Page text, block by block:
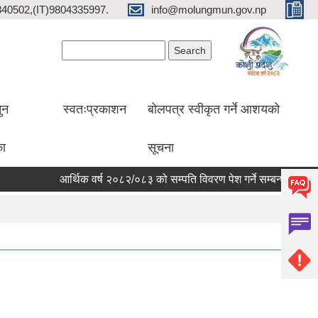
info@molungmun.gov.np
स्वतःप्रकाशन बोलपत्र स्वीकृत गर्ने आशयको
सूचना
आर्थिक वर्ष २०८२/०८३ को सम्पति विवरण पेश गर्ने सम्बन्धी सूचना